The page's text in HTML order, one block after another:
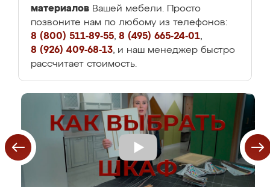
материалов Вашей мебели. Просто
позвоните нам по любому из телефонов:
8 (800) 511-89-55, 8 (495) 665-24-01,
8 (926) 409-68-13, и наш менеджер быстро
рассчитает стоимость.